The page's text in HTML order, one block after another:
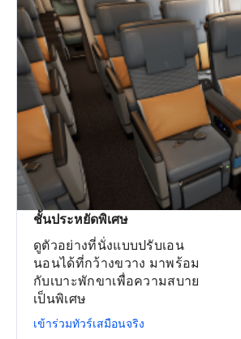
ชั้นประหยัดพิเศษ
ดูตัวอย่างที่นั่งแบบปรับเอน
นอนได้ที่กว้างขวาง มาพร้อม
กับเบาะพักขาเพื่อความสบาย
เป็นพิเศษ
เข้าร่วมทัวร์เสมือนจริง